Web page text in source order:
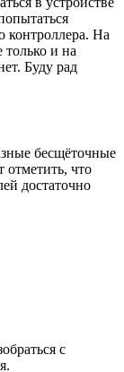
контроллера. На
только и на
Буду рад
бесщёточные
отметить, что
достаточно
с